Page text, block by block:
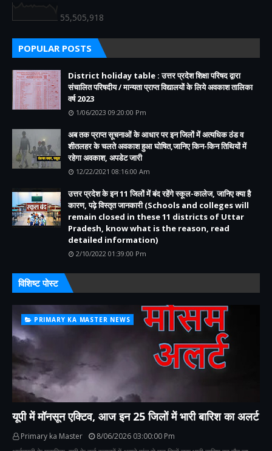
55,505,918
POPULAR POSTS
District holiday table : उत्तर प्रदेश शिक्षा परिषद द्वारा
संचालित परिषदीय / मान्यता प्राप्त विद्यालयों के लिये अवकाश तालिका
वर्ष 2023
1/06/2023 09:20:00 Pm
अब तक प्राप्त सूचनाओं के आधार पर इन जिलों में अत्यधिक ठंड व
शीतलहर के चलते अवकाश हुआ घोषित,जानिए किन-किन तिथियों में
रहेगा अवकाश, अपडेट जारी
12/22/2021 08:16:00 Am
उत्तर प्रदेश के इन 11 जिलों में बंद रहेंगे स्कूल-कालेज, जानिए क्या है
कारण, पढ़े विस्तृत जानकारी (Schools and colleges will
remain closed in these 11 districts of Uttar
Pradesh, know what is the reason, read
detailed information)
2/10/2022 01:39:00 Pm
विशिष्ट पोस्ट
PRIMARY KA MASTER NEWS
यूपी में मॉनसून एक्टिव, आज इन 25 जिलों में भारी बारिश का अलर्ट
Primary ka Master
8/06/2026 03:00:00 Pm